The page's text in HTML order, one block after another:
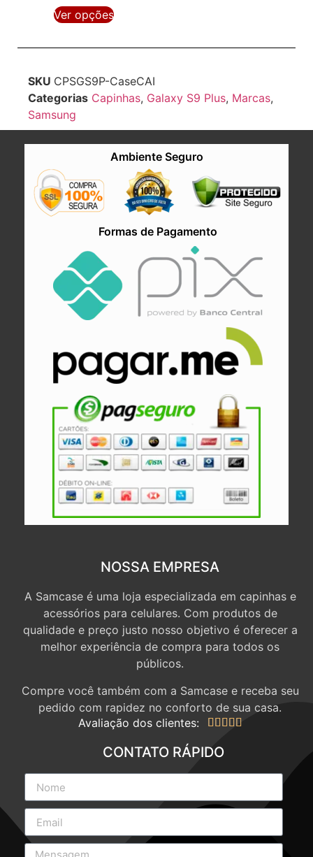
Ver opções
SKU CPSGS9P-CaseCAI
Categorias Capinhas, Galaxy S9 Plus, Marcas,
Samsung
Ambiente Seguro
Formas de Pagamento
NOSSA EMPRESA
A Samcase é uma loja especializada em capinhas e
acessórios para celulares. Com produtos de
qualidade e preço justo nosso objetivo é oferecer a
melhor experiência de compra para todos os
públicos.
Compre você também com a Samcase e receba seu
pedido com rapidez no conforto de sua casa.
Avaliação dos clientes:
    
CONTATO RÁPIDO